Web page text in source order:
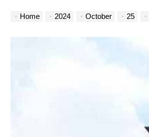
Home 2024 October 25